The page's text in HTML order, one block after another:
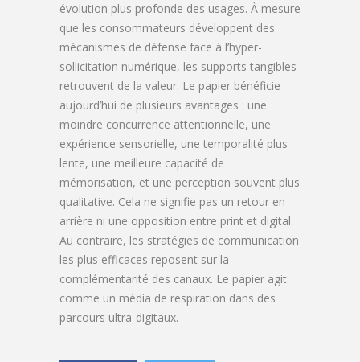
évolution plus profonde des usages. À mesure
que les consommateurs développent des
mécanismes de défense face à l’hyper-
sollicitation numérique, les supports tangibles
retrouvent de la valeur. Le papier bénéficie
aujourd’hui de plusieurs avantages : une
moindre concurrence attentionnelle, une
expérience sensorielle, une temporalité plus
lente, une meilleure capacité de
mémorisation, et une perception souvent plus
qualitative. Cela ne signifie pas un retour en
arrière ni une opposition entre print et digital.
Au contraire, les stratégies de communication
les plus efficaces reposent sur la
complémentarité des canaux. Le papier agit
comme un média de respiration dans des
parcours ultra-digitaux.